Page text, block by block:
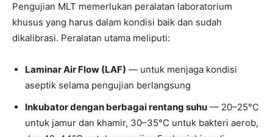
Pengujian MLT memerlukan peralatan laboratorium
khusus yang harus dalam kondisi baik dan sudah
dikalibrasi. Peralatan utama meliputi:
Laminar Air Flow (LAF) — untuk menjaga kondisi
aseptik selama pengujian berlangsung
Inkubator dengan berbagai rentang suhu — 20–25°C
untuk jamur dan khamir, 30–35°C untuk bakteri aerob,